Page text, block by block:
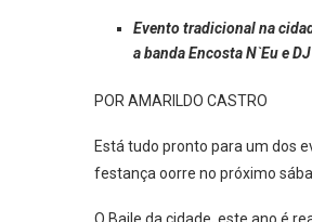
Evento tradicional na
a banda Encosta N`Eu e
POR AMARILDO CASTRO
Está tudo pronto para um dos
festança oorre no próximo